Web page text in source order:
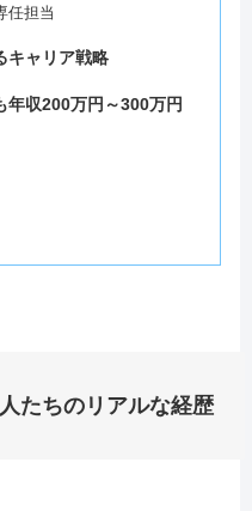
任担当
キャリア戦略
年収200万円～300万円
たちのリアルな経歴